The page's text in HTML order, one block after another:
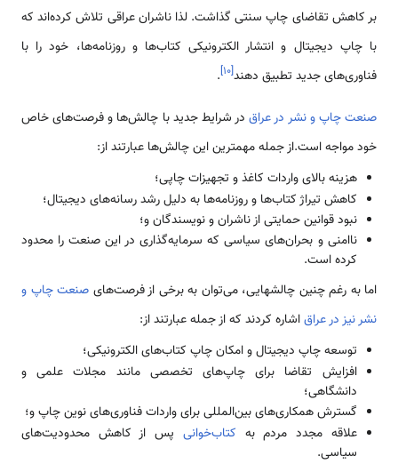
بر کاهش تقاضای چاپ سنتی گذاشت. لذا ناشران عراقی تلاش کرده‌اند که
با چاپ دیجیتال و انتشار الکترونیکی کتاب‌ها و روزنامه‌ها، خود را با
فناوری‌های جدید تطبیق دهند[۱۰]
.
صنعت چاپ و نشر در عراقدر شرایط جدید با چالش‌ها و فرصت‌های خاص
خود مواجه است.از جمله مهمترین این چالش‌ها عبارتند از:
هزینه بالای واردات کاغذ و تجهیزات چاپی؛
کاهش تیراژ کتاب‌ها و روزنامه‌ها به دلیل رشد رسانه‌های دیجیتال؛
نبود قوانین حمایتی از ناشران و نویسندگان و؛
ناامنی و بحران‌های سیاسی که سرمایه‌گذاری در این صنعت را محدود
کرده است.
اما به رغم چنین چالشهایی، می‌توان به برخی از فرصت‌های صنعت چاپ و
نشر نیز در عراقاشاره کردند که از جمله عبارتند از:
توسعه چاپ دیجیتال و امکان چاپ کتاب‌های الکترونیکی؛
افزایش تقاضا برای چاپ‌های تخصصی مانند مجلات علمی و
دانشگاهی؛
گسترش همکاری‌های بین‌المللی برای واردات فناوری‌های نوین چاپ و؛
علاقه مجدد مردم به کتاب‌خوانی پس از کاهش محدودیت‌های
سیاسی.